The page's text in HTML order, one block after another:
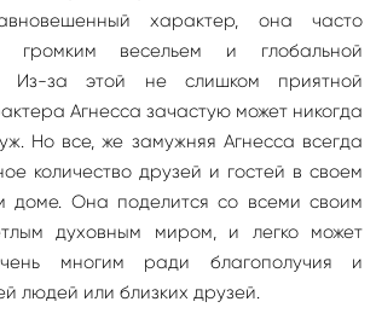
характер, она часто
громким весельем и глобальной
Из-за этой не слишком приятной
Агнесса зачастую может никогда
Но все, же замужняя Агнесса всегда
количество друзей и гостей в своем
доме. Она поделится со всеми своим
духовным миром, и легко может
многим ради благополучия и
людей или близких друзей.